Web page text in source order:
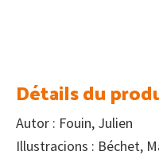
Détails du
Autor : Fouin, Julien
Illustracions : Béchet,